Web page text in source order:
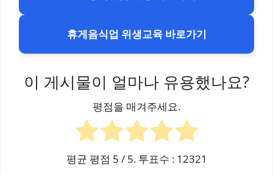
휴게음식업 위생교육 바로가기
이 게시물이 얼마나 유용했나요?
평점을 매겨주세요.
평균 평점 5 / 5. 투표수 : 12321